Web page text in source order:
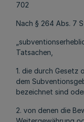
702
Nach § 264 Abs. 7
Tatsachen,
1. die durch Gesetz
dem
bezeichnet sind
2. von denen die